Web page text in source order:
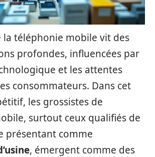
la téléphonie mobile vit des
profondes, influencées par
et les attentes
consommateurs. Dans cet
les grossistes de
surtout ceux qualifiés de
présentant comme
, émergent comme des